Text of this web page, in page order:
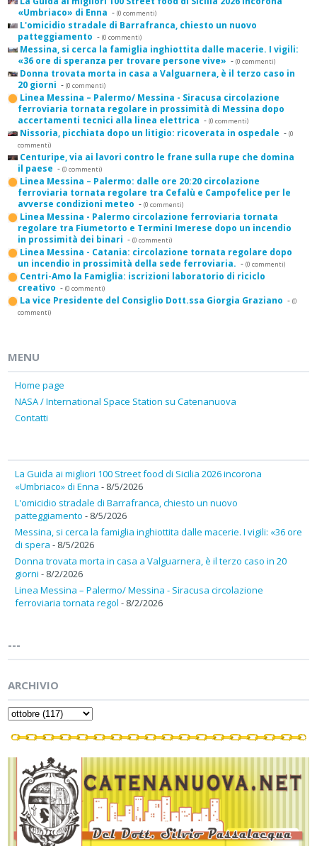
«Umbriaco» di Enna - (0 commenti)
L'omicidio stradale di Barrafranca, chiesto un nuovo
patteggiamento - (0 commenti)
Messina, si cerca la famiglia inghiottita dalle macerie. I vigili:
«36 ore di speranza per trovare persone vive» - (0 commenti)
Donna trovata morta in casa a Valguarnera, è il terzo caso in
20 giorni - (0 commenti)
Linea Messina – Palermo/ Messina - Siracusa circolazione
ferroviaria tornata regolare in prossimità di Messina dopo
accertamenti tecnici alla linea elettrica - (0 commenti)
Nissoria, picchiata dopo un litigio: ricoverata in ospedale - (0
commenti)
Centuripe, via ai lavori contro le frane sulla rupe che domina
il paese - (0 commenti)
Linea Messina – Palermo: dalle ore 20:20 circolazione
ferroviaria tornata regolare tra Cefalù e Campofelice per le
avverse condizioni meteo - (0 commenti)
Linea Messina - Palermo circolazione ferroviaria tornata
regolare tra Fiumetorto e Termini Imerese dopo un incendio
in prossimità dei binari - (0 commenti)
Linea Messina - Catania: circolazione tornata regolare dopo
un incendio in prossimità della sede ferroviaria. - (0 commenti)
Centri-Amo la Famiglia: iscrizioni laboratorio di riciclo
creativo - (0 commenti)
La vice Presidente del Consiglio Dott.ssa Giorgia Graziano - (0
commenti)
MENU
Home page
NASA / International Space Station su Catenanuova
Contatti
La Guida ai migliori 100 Street food di Sicilia 2026 incorona
«Umbriaco» di Enna - 8/5/2026
L'omicidio stradale di Barrafranca, chiesto un nuovo
patteggiamento - 8/5/2026
Messina, si cerca la famiglia inghiottita dalle macerie. I vigili: «36 ore
di spera - 8/5/2026
Donna trovata morta in casa a Valguarnera, è il terzo caso in 20
giorni - 8/2/2026
Linea Messina – Palermo/ Messina - Siracusa circolazione
ferroviaria tornata regol - 8/2/2026
---
ARCHIVIO